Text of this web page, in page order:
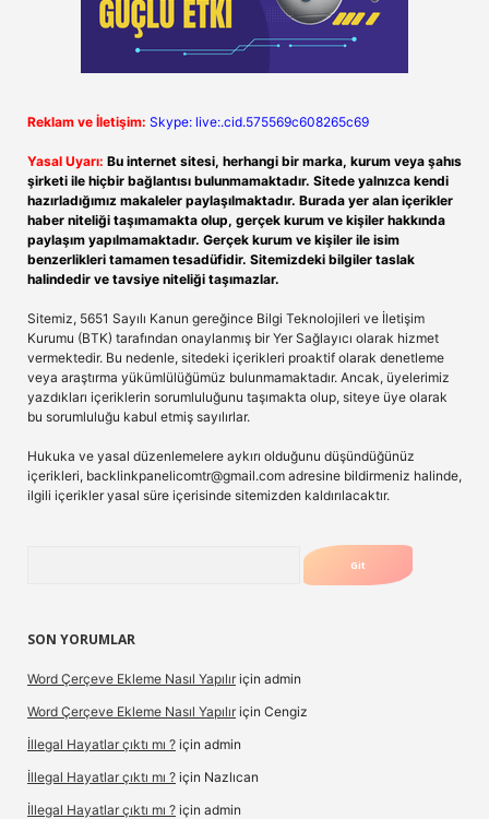
Reklam ve İletişim: Skype: live:.cid.575569c608265c69
Yasal Uyarı: Bu internet sitesi, herhangi bir marka, kurum veya şahıs
şirketi ile hiçbir bağlantısı bulunmamaktadır. Sitede yalnızca kendi
hazırladığımız makaleler paylaşılmaktadır. Burada yer alan içerikler
haber niteliği taşımamakta olup, gerçek kurum ve kişiler hakkında
paylaşım yapılmamaktadır. Gerçek kurum ve kişiler ile isim
benzerlikleri tamamen tesadüfidir. Sitemizdeki bilgiler taslak
halindedir ve tavsiye niteliği taşımazlar.
Sitemiz, 5651 Sayılı Kanun gereğince Bilgi Teknolojileri ve İletişim
Kurumu (BTK) tarafından onaylanmış bir Yer Sağlayıcı olarak hizmet
vermektedir. Bu nedenle, sitedeki içerikleri proaktif olarak denetleme
veya araştırma yükümlülüğümüz bulunmamaktadır. Ancak, üyelerimiz
yazdıkları içeriklerin sorumluluğunu taşımakta olup, siteye üye olarak
bu sorumluluğu kabul etmiş sayılırlar.
Hukuka ve yasal düzenlemelere aykırı olduğunu düşündüğünüz
içerikleri, backlinkpanelicomtr@gmail.com adresine bildirmeniz halinde,
ilgili içerikler yasal süre içerisinde sitemizden kaldırılacaktır.
SON YORUMLAR
Word Çerçeve Ekleme Nasıl Yapılır için admin
Word Çerçeve Ekleme Nasıl Yapılır için Cengiz
İllegal Hayatlar çıktı mı ? için admin
İllegal Hayatlar çıktı mı ? için Nazlıcan
İllegal Hayatlar çıktı mı ? için admin